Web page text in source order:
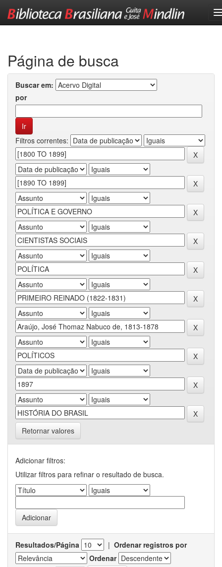
Página de busca
Buscar em:
por
Filtros correntes:
Retornar valores
Adicionar filtros:
Utilizar filtros para refinar o resultado de busca.
Resultados/Página | Ordenar registros por
Ordenar